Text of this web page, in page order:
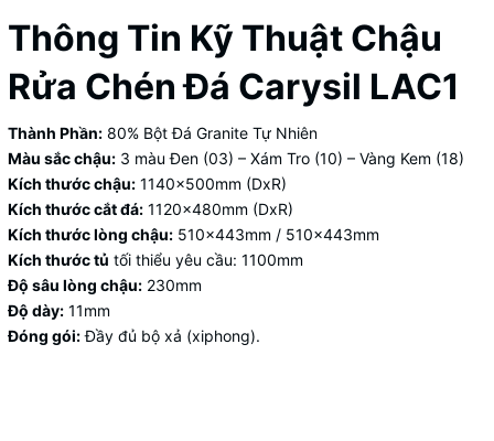
Thông Tin Kỹ Thuật Chậu
Rửa Chén Đá Carysil LAC1
Thành Phần: 80% Bột Đá Granite Tự Nhiên
Màu sắc chậu: 3 màu Đen (03) – Xám Tro (10) – Vàng Kem (18)
Kích thước chậu: 1140x500mm (DxR)
Kích thước cắt đá: 1120x480mm (DxR)
Kích thước lòng chậu: 510x443mm / 510x443mm
Kích thước tủ tối thiểu yêu cầu: 1100mm
Độ sâu lòng chậu: 230mm
Độ dày: 11mm
Đóng gói:Đầy đủ bộ xả (xiphong).